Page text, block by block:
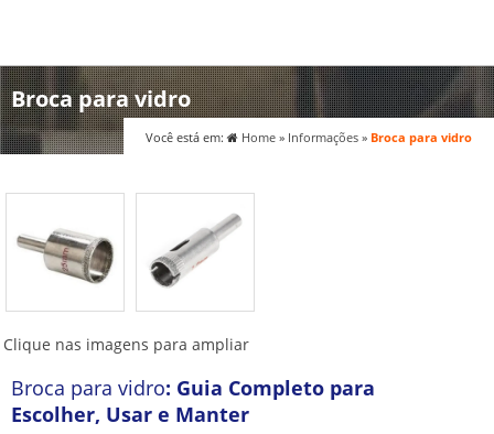
Broca para vidro
Você está em: Home » Informações » Broca para vidro
Clique nas imagens para ampliar
Broca para vidro: Guia Completo para
Escolher, Usar e Manter